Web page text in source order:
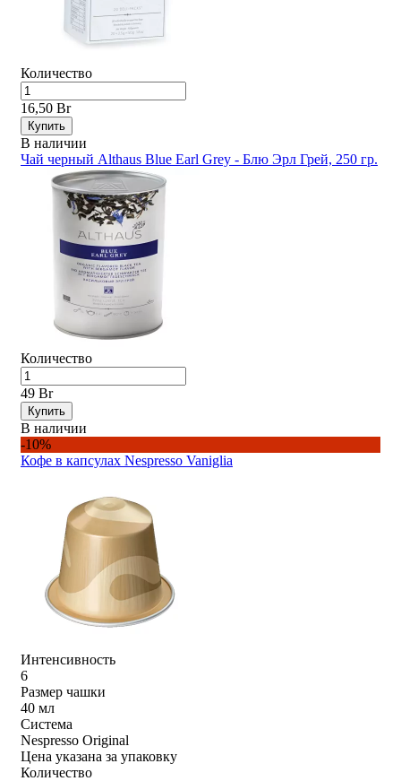
Количество
16,50 Br
Купить
В наличии
Чай черный Althaus Blue Earl Grey - Блю Эрл Грей, 250 гр.
Количество
49 Br
Купить
В наличии
-10%
Кофе в капсулах Nespresso Vaniglia
Интенсивность
6
Размер чашки
40 мл
Система
Nespresso Original
Цена указана за упаковку
Количество